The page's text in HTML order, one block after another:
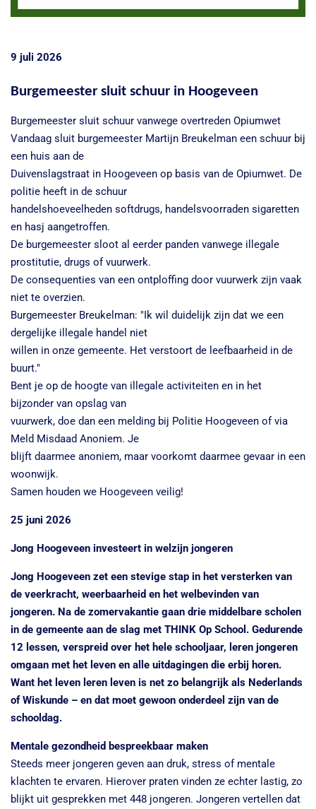
9 juli 2026
Burgemeester sluit schuur in Hoogeveen
Burgemeester sluit schuur vanwege overtreden Opiumwet
Vandaag sluit burgemeester Martijn Breukelman een schuur bij
een huis aan de
Duivenslagstraat in Hoogeveen op basis van de Opiumwet. De
politie heeft in de schuur
handelshoeveelheden softdrugs, handelsvoorraden sigaretten
en hasj aangetroffen.
De burgemeester sloot al eerder panden vanwege illegale
prostitutie, drugs of vuurwerk.
De consequenties van een ontploffing door vuurwerk zijn vaak
niet te overzien.
Burgemeester Breukelman: "Ik wil duidelijk zijn dat we een
dergelijke illegale handel niet
willen in onze gemeente. Het verstoort de leefbaarheid in de
buurt."
Bent je op de hoogte van illegale activiteiten en in het
bijzonder van opslag van
vuurwerk, doe dan een melding bij Politie Hoogeveen of via
Meld Misdaad Anoniem. Je
blijft daarmee anoniem, maar voorkomt daarmee gevaar in een
woonwijk.
Samen houden we Hoogeveen veilig!
25 juni 2026
Jong Hoogeveen investeert in welzijn jongeren
Jong Hoogeveen zet een stevige stap in het versterken van
de veerkracht, weerbaarheid en het welbevinden van
jongeren. Na de zomervakantie gaan drie middelbare scholen
in de gemeente aan de slag met THINK Op School. Gedurende
12 lessen, verspreid over het hele schooljaar, leren jongeren
omgaan met het leven en alle uitdagingen die erbij horen.
Want het leven leren leven is net zo belangrijk als Nederlands
of Wiskunde – en dat moet gewoon onderdeel zijn van de
schooldag.
Mentale gezondheid bespreekbaar maken
Steeds meer jongeren geven aan druk, stress of mentale
klachten te ervaren. Hierover praten vinden ze echter lastig, zo
blijkt uit gesprekken met 448 jongeren. Jongeren vertellen dat